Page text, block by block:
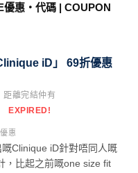
惠・代碼 | COUPON
iD」 69折優惠
距離完結仲有
EXPIRED!
惠
Clinique iD針對唔同人嘅
，比起之前嘅one size fit